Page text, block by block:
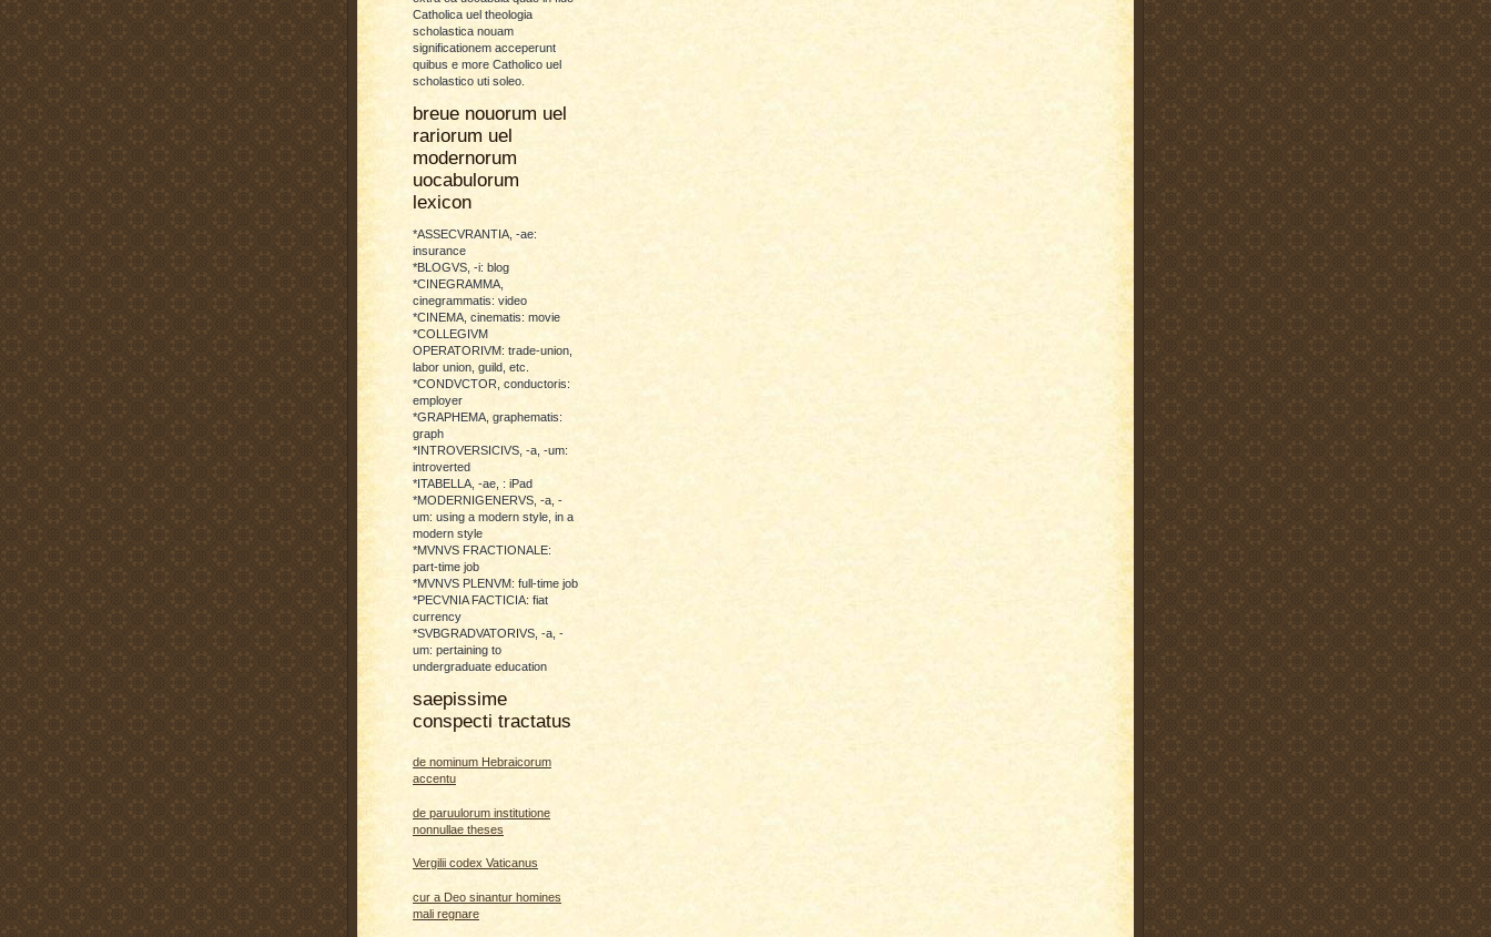
Catholica uel theologia
scholastica nouam
significationem acceperunt
quibus e more Catholico uel
scholastico uti soleo.
breue nouorum uel
rariorum uel
modernorum
uocabulorum
lexicon
*ASSECVRANTIA, -ae:
insurance
*BLOGVS, -i: blog
*CINEGRAMMA,
cinegrammatis: video
*CINEMA, cinematis: movie
*COLLEGIVM
OPERATORIVM: trade-union,
labor union, guild, etc.
*CONDVCTOR, conductoris:
employer
*GRAPHEMA, graphematis:
graph
*INTROVERSICIVS, -a, -um:
introverted
*ITABELLA, -ae, : iPad
*MODERNIGENERVS, -a, -
um: using a modern style, in a
modern style
*MVNVS FRACTIONALE:
part-time job
*MVNVS PLENVM: full-time job
*PECVNIA FACTICIA: fiat
currency
*SVBGRADVATORIVS, -a, -
um: pertaining to
undergraduate education
saepissime
conspecti tractatus
de nominum Hebraicorum
accentu
de paruulorum institutione
nonnullae theses
Vergilii codex Vaticanus
cur a Deo sinantur homines
mali regnare